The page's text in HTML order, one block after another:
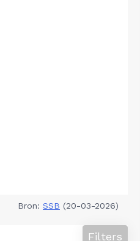
Bron: SSB (20-03-2026)
Filters